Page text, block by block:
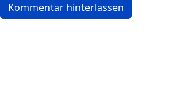
Kommentar hinterlassen